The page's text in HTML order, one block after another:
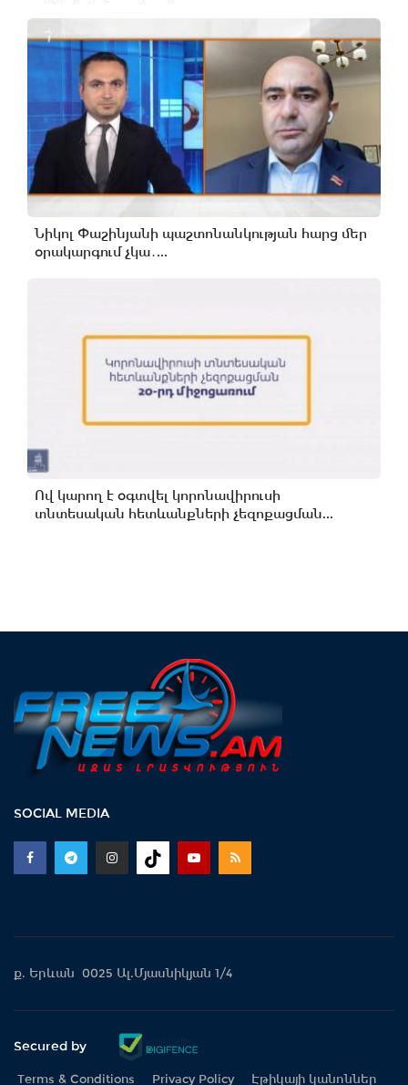
Նիկոլ Փաշինյանի պաշտոնանկության հարց մեր
օրակարգում չկա․...
Ով կարող է օգտվել կորոնավիրուսի
տնտեսական հետևանքների չեզոքացման...
SOCIAL MEDIA
ք. Երևան 0025 Ալ.Մյասնիկյան 1/4
Secured by
Terms & Conditions Privacy Policy Էթիկայի կանոններ